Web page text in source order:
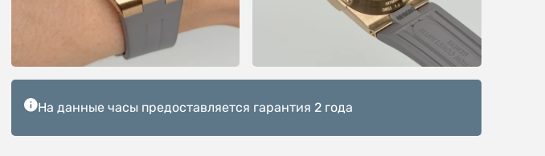
На данные часы предоставляется гарантия 2 года